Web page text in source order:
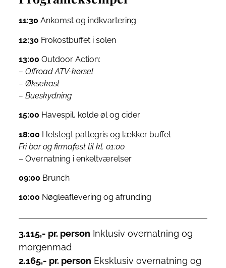
11:30Ankomst og indkvartering
12:30 Frokostbuffet i solen
13:00Outdoor Action:
– Offroad ATV-kørsel
– Øksekast
– Bueskydning
15:00 Havespil, kolde øl og cider
18:00 Helstegt pattegris og lækker buffet
Fri bar og firmafest til kl. 01:00
– Overnatning i enkeltværelser
09:00 Brunch
10:00 Nøgleaflevering og afrunding
3.115,- pr. person Inklusiv overnatning og
morgenmad
2.165,- pr. person Eksklusiv overnatning og